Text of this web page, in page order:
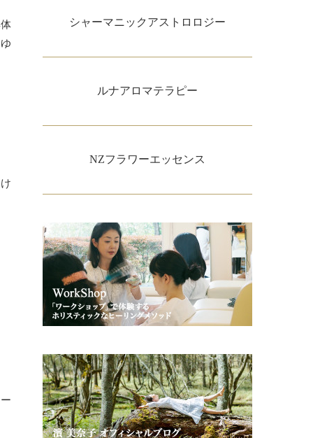
シャーマニックアストロロジー
ルナアロマテラピー
NZフラワーエッセンス